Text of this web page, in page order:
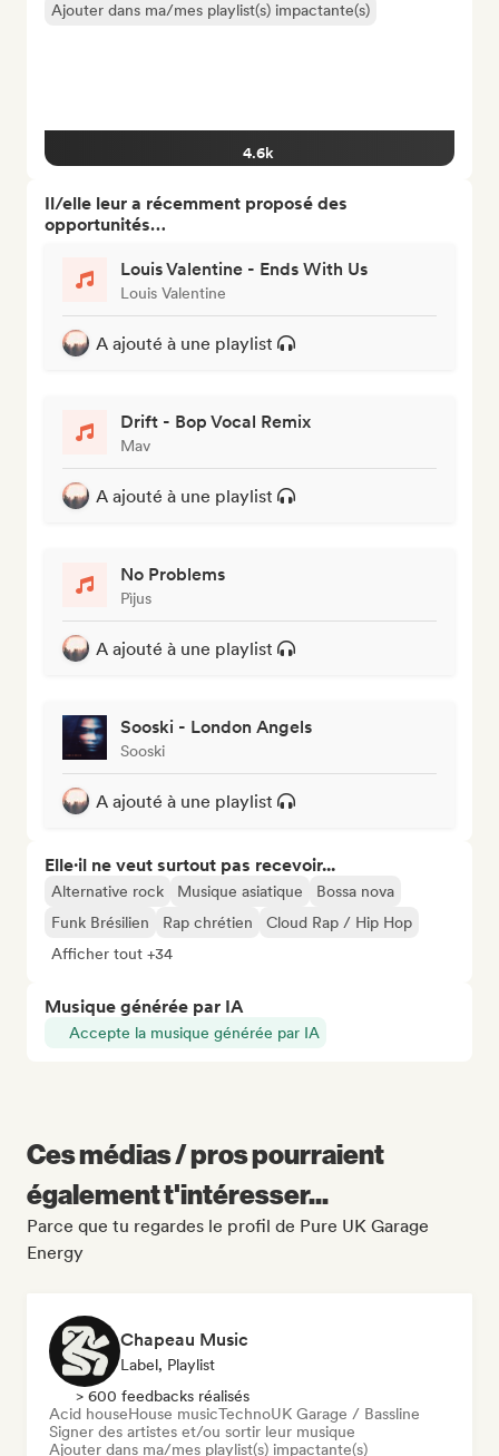
Ajouter dans ma/mes playlist(s) impactante(s)
4.6k
Il/elle leur a récemment proposé des
opportunités…
Louis Valentine - Ends With Us
Louis Valentine
A ajouté à une playlist
Drift - Bop Vocal Remix
Mav
A ajouté à une playlist
No Problems
Pìjus
A ajouté à une playlist
Sooski - London Angels
Sooski
A ajouté à une playlist
Elle·il ne veut surtout pas recevoir...
Alternative rock Musique asiatique
Bossa nova
Funk Brésilien
Rap chrétien
Cloud Rap / Hip Hop
Afficher tout +34
Musique générée par IA
Accepte la musique générée par IA
Ces médias / pros pourraient
également t'intéresser...
Parce que tu regardes le profil de Pure UK Garage
Energy
Chapeau Music
Label, Playlist
> 600 feedbacks réalisés
Acid houseHouse musicTechnoUK Garage / Bassline
Signer des artistes et/ou sortir leur musique
Ajouter dans ma/mes playlist(s) impactante(s)